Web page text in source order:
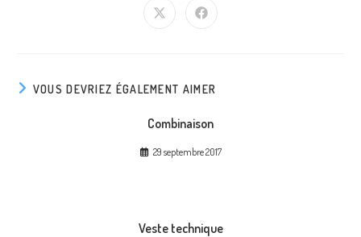
Ouvrir
Ouvrir
VOUS DEVRIEZ ÉGALEMENT AIMER
Combinaison
29 septembre 2017
Veste technique